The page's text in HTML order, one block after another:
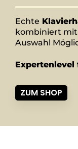
Echte
kombiniert mit
Auswahl
Expertenlevel
ZUM SHOP